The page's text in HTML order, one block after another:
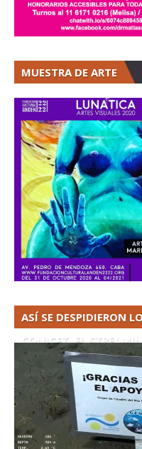
MUESTRA DE ARTE
ASÍ SE DESPIDIERON
CONICET. EL